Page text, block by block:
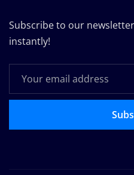
Subscribe to our
instantly!